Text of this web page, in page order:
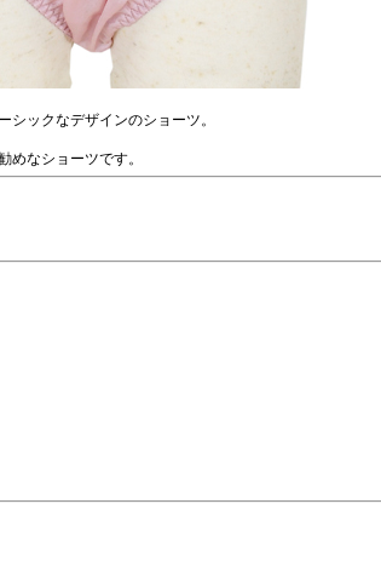
シックなデザインのショーツ。
めなショーツです。